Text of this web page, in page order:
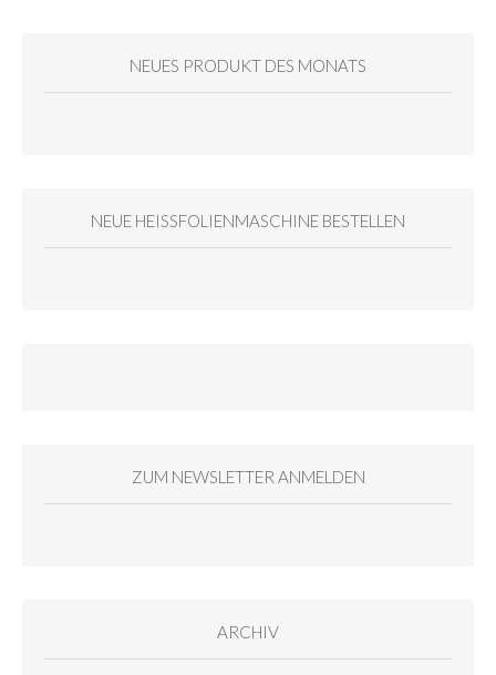
NEUES PRODUKT DES MONATS
NEUE HEISSFOLIENMASCHINE BESTELLEN
ZUM NEWSLETTER ANMELDEN
ARCHIV